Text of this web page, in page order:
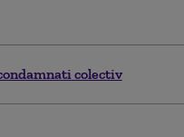
colectiv